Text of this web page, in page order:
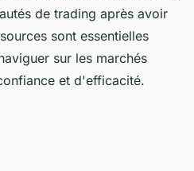
de trading après avoir
sont essentielles
sur les marchés
et d'efficacité.